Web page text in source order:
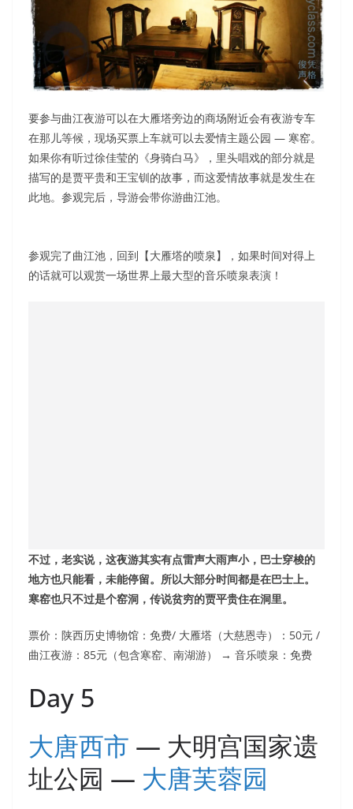
要参与曲江夜游可以在大雁塔旁边的商场附近会有夜游专车
在那儿等候，现场买票上车就可以去爱情主题公园 — 寒窑。
如果你有听过徐佳莹的《身骑白马》，里头唱戏的部分就是
描写的是贾平贵和王宝钏的故事，而这爱情故事就是发生在
此地。参观完后，导游会带你游曲江池。
参观完了曲江池，回到【大雁塔的喷泉】，如果时间对得上
的话就可以观赏一场世界上最大型的音乐喷泉表演！
不过，老实说，这夜游其实有点雷声大雨声小，巴士穿梭的
地方也只能看，未能停留。所以大部分时间都是在巴士上。
寒窑也只不过是个窑洞，传说贫穷的贾平贵住在洞里。
票价：陕西历史博物馆：免费/ 大雁塔（大慈恩寺）：50元 /
曲江夜游：85元（包含寒窑、南湖游） → 音乐喷泉：免费
Day 5
大唐西市 — 大明宫国家遗
址公园 — 大唐芙蓉园